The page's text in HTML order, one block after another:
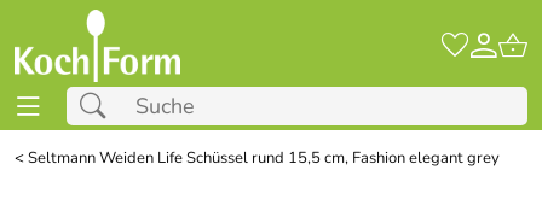
<Seltmann Weiden Life Schüssel rund 15,5 cm, Fashion elegant grey